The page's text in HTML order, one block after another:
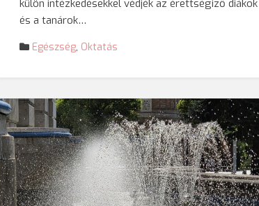
külön intézkedésekkel védjék az érettségiző diákok
és a tanárok…
Egészség, Oktatás